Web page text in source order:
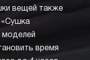
вещей также
«Сушка
моделей
время